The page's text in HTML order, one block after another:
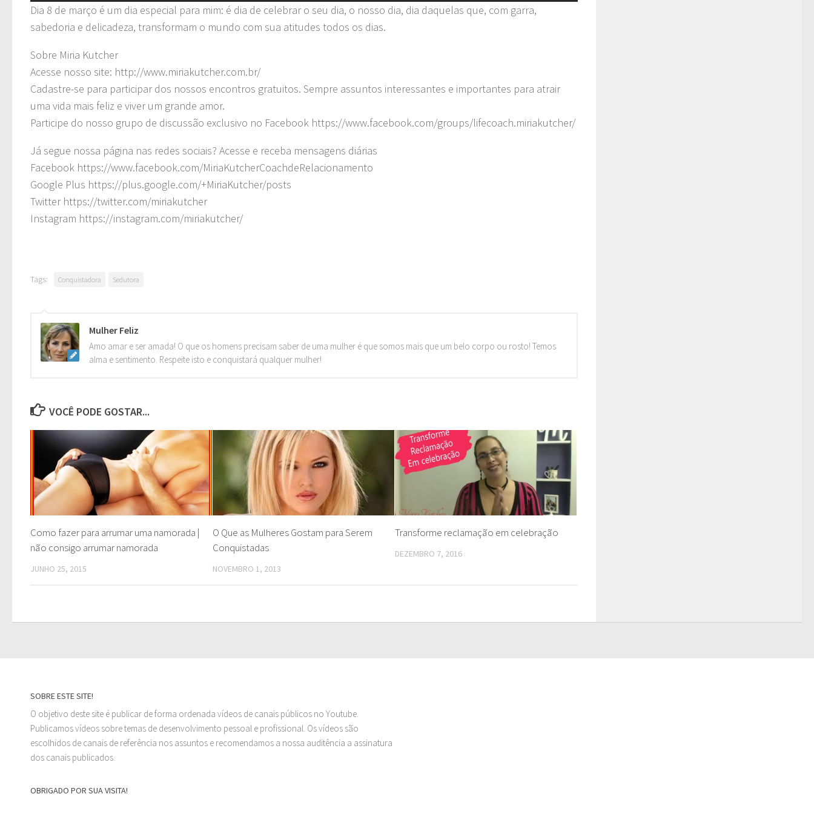
Dia 8 de março é um dia especial para mim: é dia de celebrar o seu dia, o nosso dia, dia daquelas que, com garra,
sabedoria e delicadeza, transformam o mundo com sua atitudes todos os dias.
Sobre Miria Kutcher
Acesse nosso site: http://www.miriakutcher.com.br/
Cadastre-se para participar dos nossos encontros gratuitos. Sempre assuntos interessantes e importantes para atrair
uma vida mais feliz e viver um grande amor.
Participe do nosso grupo de discussão exclusivo no Facebook https://www.facebook.com/groups/lifecoach.miriakutcher/
Já segue nossa página nas redes sociais? Acesse e receba mensagens diárias
Facebook https://www.facebook.com/MiriaKutcherCoachdeRelacionamento
Google Plus https://plus.google.com/+MiriaKutcher/posts
Twitter https://twitter.com/miriakutcher
Instagram https://instagram.com/miriakutcher/
Tags: Conquistadora Sedutora
Mulher Feliz
Amo amar e ser amada! O que os homens precisam saber de uma mulher é que somos mais que um belo corpo ou rosto! Temos
alma e sentimento. Respeite isto e conquistará qualquer mulher!
VOCÊ PODE GOSTAR...
Como fazer para arrumar uma namorada |
não consigo arrumar namorada
JUNHO 25, 2015
O Que as Mulheres Gostam para Serem
Conquistadas
NOVEMBRO 1, 2013
Transforme reclamação em celebração
DEZEMBRO 7, 2016
SOBRE ESTE SITE!
O objetivo deste site é publicar de forma ordenada vídeos de canais públicos no Youtube.
Publicamos vídeos sobre temas de desenvolvimento pessoal e profissional. Os vídeos são
escolhidos de canais de referência nos assuntos e recomendamos a nossa auditência a assinatura
dos canais publicados.
OBRIGADO POR SUA VISITA!